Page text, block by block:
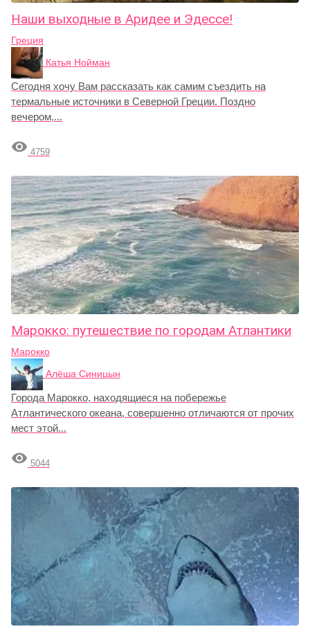
Наши выходные в Аридее и Эдессе!
Греция
Катья Нойман
Сегодня хочу Вам рассказать как самим съездить на
термальные источники в Северной Греции. Поздно
вечером,...
 4759
Марокко: путешествие по городам Атлантики
Марокко
Алёша Синицын
Города Марокко, находящиеся на побережье
Атлантического океана, совершенно отличаются от прочих
мест этой...
 5044